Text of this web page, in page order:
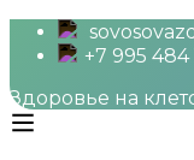
+7 995 484
Здоровье на